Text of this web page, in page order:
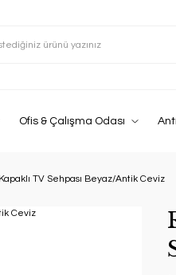
Ofis & Çalışma Odası
TV Sehpası Beyaz/Antik Ceviz